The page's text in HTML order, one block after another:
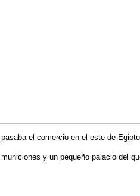
el comercio en el este de
y un pequeño palacio del